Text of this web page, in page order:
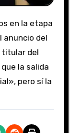
anuncio del
titular del
la salida
pero sí la